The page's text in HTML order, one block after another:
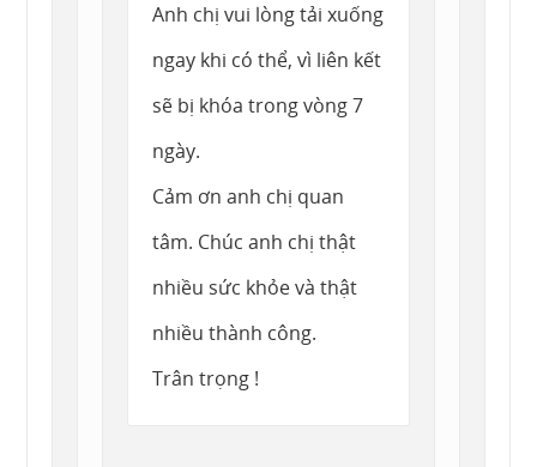
Anh chị vui lòng tải xuống
ngay khi có thể, vì liên kết
sẽ bị khóa trong vòng 7
ngày.
Cảm ơn anh chị quan
tâm. Chúc anh chị thật
nhiều sức khỏe và thật
nhiều thành công.
Trân trọng !